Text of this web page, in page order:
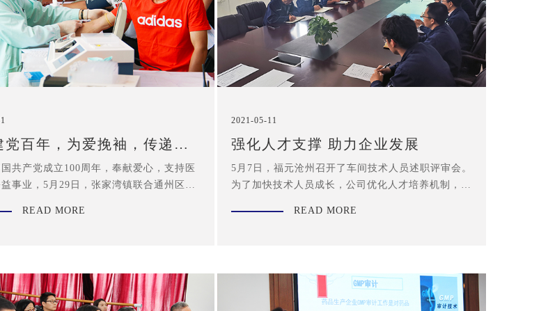
党百年，为爱挽袖，传递希
共产党成立100周年，奉献爱心，支持医
事业，5月29日，张家湾镇联合通州区中
READ MORE
2021-05-11
强化人才支撑 助力企业发展
5月7日，福元沧州召开了车间技术人员述职评审会。
为了加快技术人员成长，公司优化人才培养机制，推
READ MORE